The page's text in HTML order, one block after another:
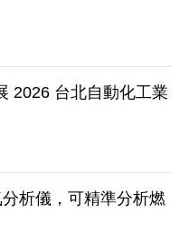
2026 台北自動化工業
析儀，可精準分析燃